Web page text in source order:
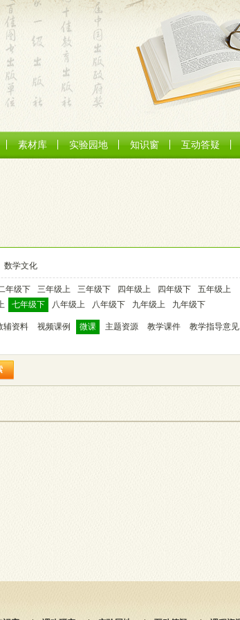
素材库 实验园地 知识窗 互动答疑
数学文化
年级下 三年级上 三年级下 四年级上 四年级下
五年级上
七年级下 八年级上 八年级下 九年级上 九年级下
辅资料 视频课例 微课 主题资源 教学课件
教学指导意见